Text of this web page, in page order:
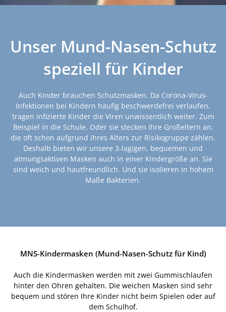
Unser Mund-Nasen-Schutz
speziell für Kinder
Auch Kinder brauchen Schutzmasken. Da Corona-Virus-
Infektionen bei Kindern häufig beschwerdefrei verlaufen,
tragen infizierte Kinder die Viren unwissentlich weiter. Zum
Beispiel in die Schule. Oder sie stecken ihre Großeltern an,
die oft schon aufgrund ihres Alters zur Risikogruppe zählen.
Deshalb bieten wir unsere 3-lagigen, bequemen und
atmungsaktiven Masken auch in einer Kindergröße an. Sie
sind weich und hautfreundlich. Und sie isolieren in hohem
Maße Bakterien.
MNS-Kindermasken (Mund-Nasen-Schutz für Kind)
Auch die Kindermasken werden mit zwei Gummischlaufen
hinter den Ohren gehalten. Die weichen Masken sind sehr
bequem und stören Ihre Kinder nicht beim Spielen oder auf
dem Schulhof.